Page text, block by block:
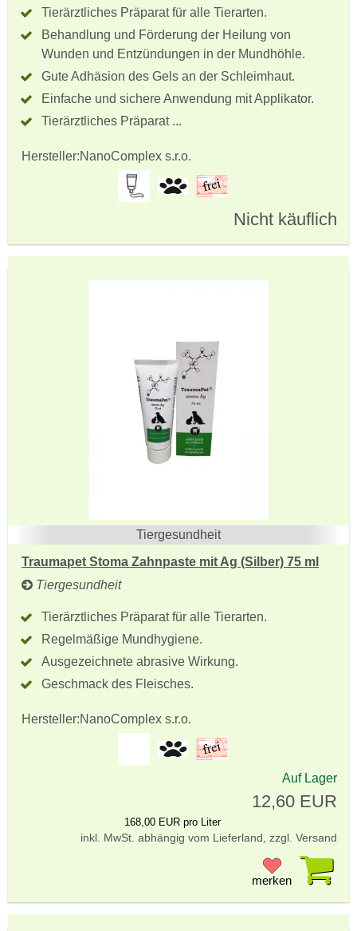
Tierärztliches Präparat für alle Tierarten.
Behandlung und Förderung der Heilung von
Wunden und Entzündungen in der Mundhöhle.
Gute Adhäsion des Gels an der Schleimhaut.
Einfache und sichere Anwendung mit Applikator.
Tierärztliches Präparat ...
Hersteller:NanoComplex s.r.o.
Nicht käuflich
Tiergesundheit
Traumapet Stoma Zahnpaste mit Ag (Silber) 75 ml
Tiergesundheit
Tierärztliches Präparat für alle Tierarten.
Regelmäßige Mundhygiene.
Ausgezeichnete abrasive Wirkung.
Geschmack des Fleisches.
Hersteller:NanoComplex s.r.o.
Auf Lager
12,60 EUR
168,00 EUR pro Liter
inkl. MwSt. abhängig vom Lieferland, zzgl. Versand
merken